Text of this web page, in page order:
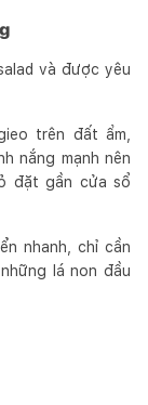
và được yêu
trên đất ẩm,
nắng mạnh nên
đặt gần cửa sổ
nhanh, chỉ cần
lá non đầu